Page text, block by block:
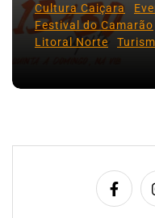
Cultura Caiçara
Festival do Camarão
Litoral Norte